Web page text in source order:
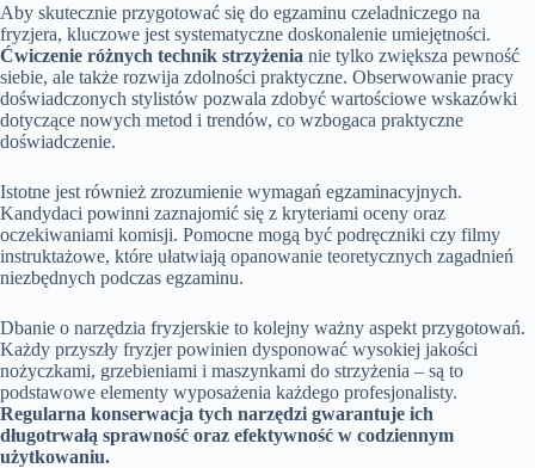
Aby skutecznie przygotować się do egzaminu czeladniczego na
fryzjera, kluczowe jest systematyczne doskonalenie umiejętności.
Ćwiczenie różnych technik strzyżenia nie tylko zwiększa pewność
siebie, ale także rozwija zdolności praktyczne. Obserwowanie pracy
doświadczonych stylistów pozwala zdobyć wartościowe wskazówki
dotyczące nowych metod i trendów, co wzbogaca praktyczne
doświadczenie.
Istotne jest również zrozumienie wymagań egzaminacyjnych.
Kandydaci powinni zaznajomić się z kryteriami oceny oraz
oczekiwaniami komisji. Pomocne mogą być podręczniki czy filmy
instruktażowe, które ułatwiają opanowanie teoretycznych zagadnień
niezbędnych podczas egzaminu.
Dbanie o narzędzia fryzjerskie to kolejny ważny aspekt przygotowań.
Każdy przyszły fryzjer powinien dysponować wysokiej jakości
nożyczkami, grzebieniami i maszynkami do strzyżenia – są to
podstawowe elementy wyposażenia każdego profesjonalisty.
Regularna konserwacja tych narzędzi gwarantuje ich
długotrwałą sprawność oraz efektywność w codziennym
użytkowaniu.